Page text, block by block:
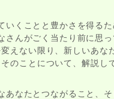
いくことと豊かさを得るた
さんがごく当たり前に思っ
えない限り、新しいあな
そのことについて、解説し
あなたとつながること、